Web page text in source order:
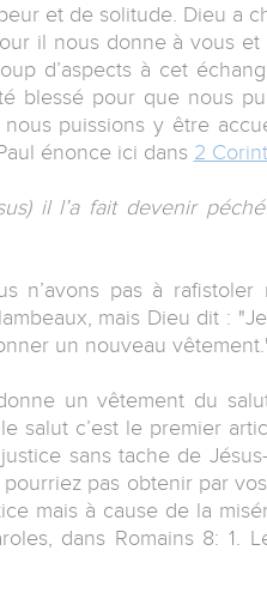
et de solitude. Dieu a
il nous donne à vous
d’aspects à cet
blessé pour que nous
puissions y être
énonce ici dans 2
il l’a fait devenir
n’avons pas à
mais Dieu dit :
un nouveau
un vêtement du
salut c’est le premier
sans tache de
pas obtenir par
mais à cause de la
dans Romains 8: 1.